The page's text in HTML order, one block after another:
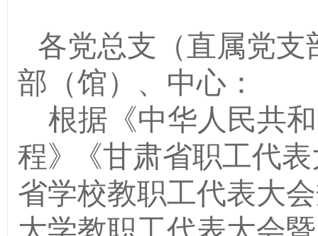
各党总支（直属党
部（馆）、中心：
根据《中华人民共
程》
《甘肃省职工代
省学校教职工代表大